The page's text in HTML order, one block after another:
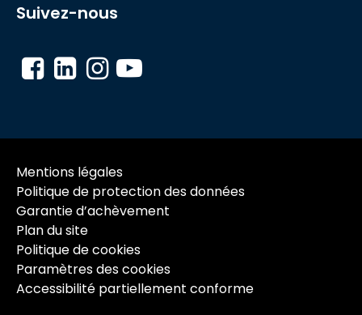
Suivez-nous
Mentions légales
Politique de protection des données
Garantie d’achèvement
Plan du site
Politique de cookies
Paramètres des cookies
Accessibilité partiellement conforme